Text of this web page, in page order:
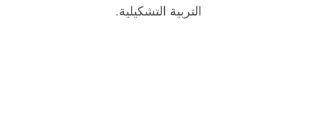
التربية التشكيلية.